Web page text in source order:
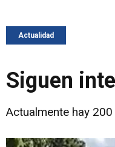
Actualidad
Siguen
Actualmente hay